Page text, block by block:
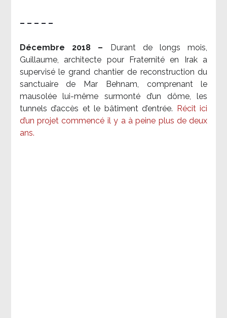
– – – – –
Décembre 2018 –
Durant de longs mois,
Guillaume, architecte pour Fraternité en Irak a
supervisé le grand chantier de reconstruction du
sanctuaire de Mar Behnam, comprenant le
mausolée lui-même surmonté d’un dôme, les
tunnels d’accès et le bâtiment d’entrée.
Récit ici
d’un projet commencé il y a à peine plus de deux
ans.